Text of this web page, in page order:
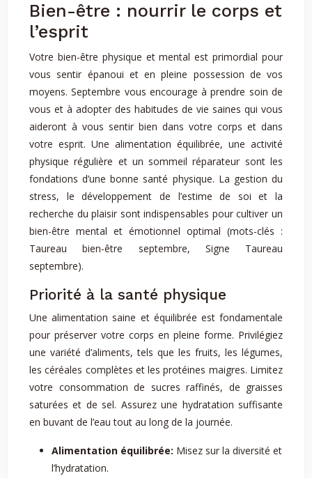
Bien-être : nourrir le corps et
l’esprit
Votre bien-être physique et mental est primordial pour
vous sentir épanoui et en pleine possession de vos
moyens. Septembre vous encourage à prendre soin de
vous et à adopter des habitudes de vie saines qui vous
aideront à vous sentir bien dans votre corps et dans
votre esprit. Une alimentation équilibrée, une activité
physique régulière et un sommeil réparateur sont les
fondations d’une bonne santé physique. La gestion du
stress, le développement de l’estime de soi et la
recherche du plaisir sont indispensables pour cultiver un
bien-être mental et émotionnel optimal (mots-clés :
Taureau bien-être septembre, Signe Taureau
septembre).
Priorité à la santé physique
Une alimentation saine et équilibrée est fondamentale
pour préserver votre corps en pleine forme. Privilégiez
une variété d’aliments, tels que les fruits, les légumes,
les céréales complètes et les protéines maigres. Limitez
votre consommation de sucres raffinés, de graisses
saturées et de sel. Assurez une hydratation suffisante
en buvant de l’eau tout au long de la journée.
Alimentation équilibrée: Misez sur la diversité et
l’hydratation.